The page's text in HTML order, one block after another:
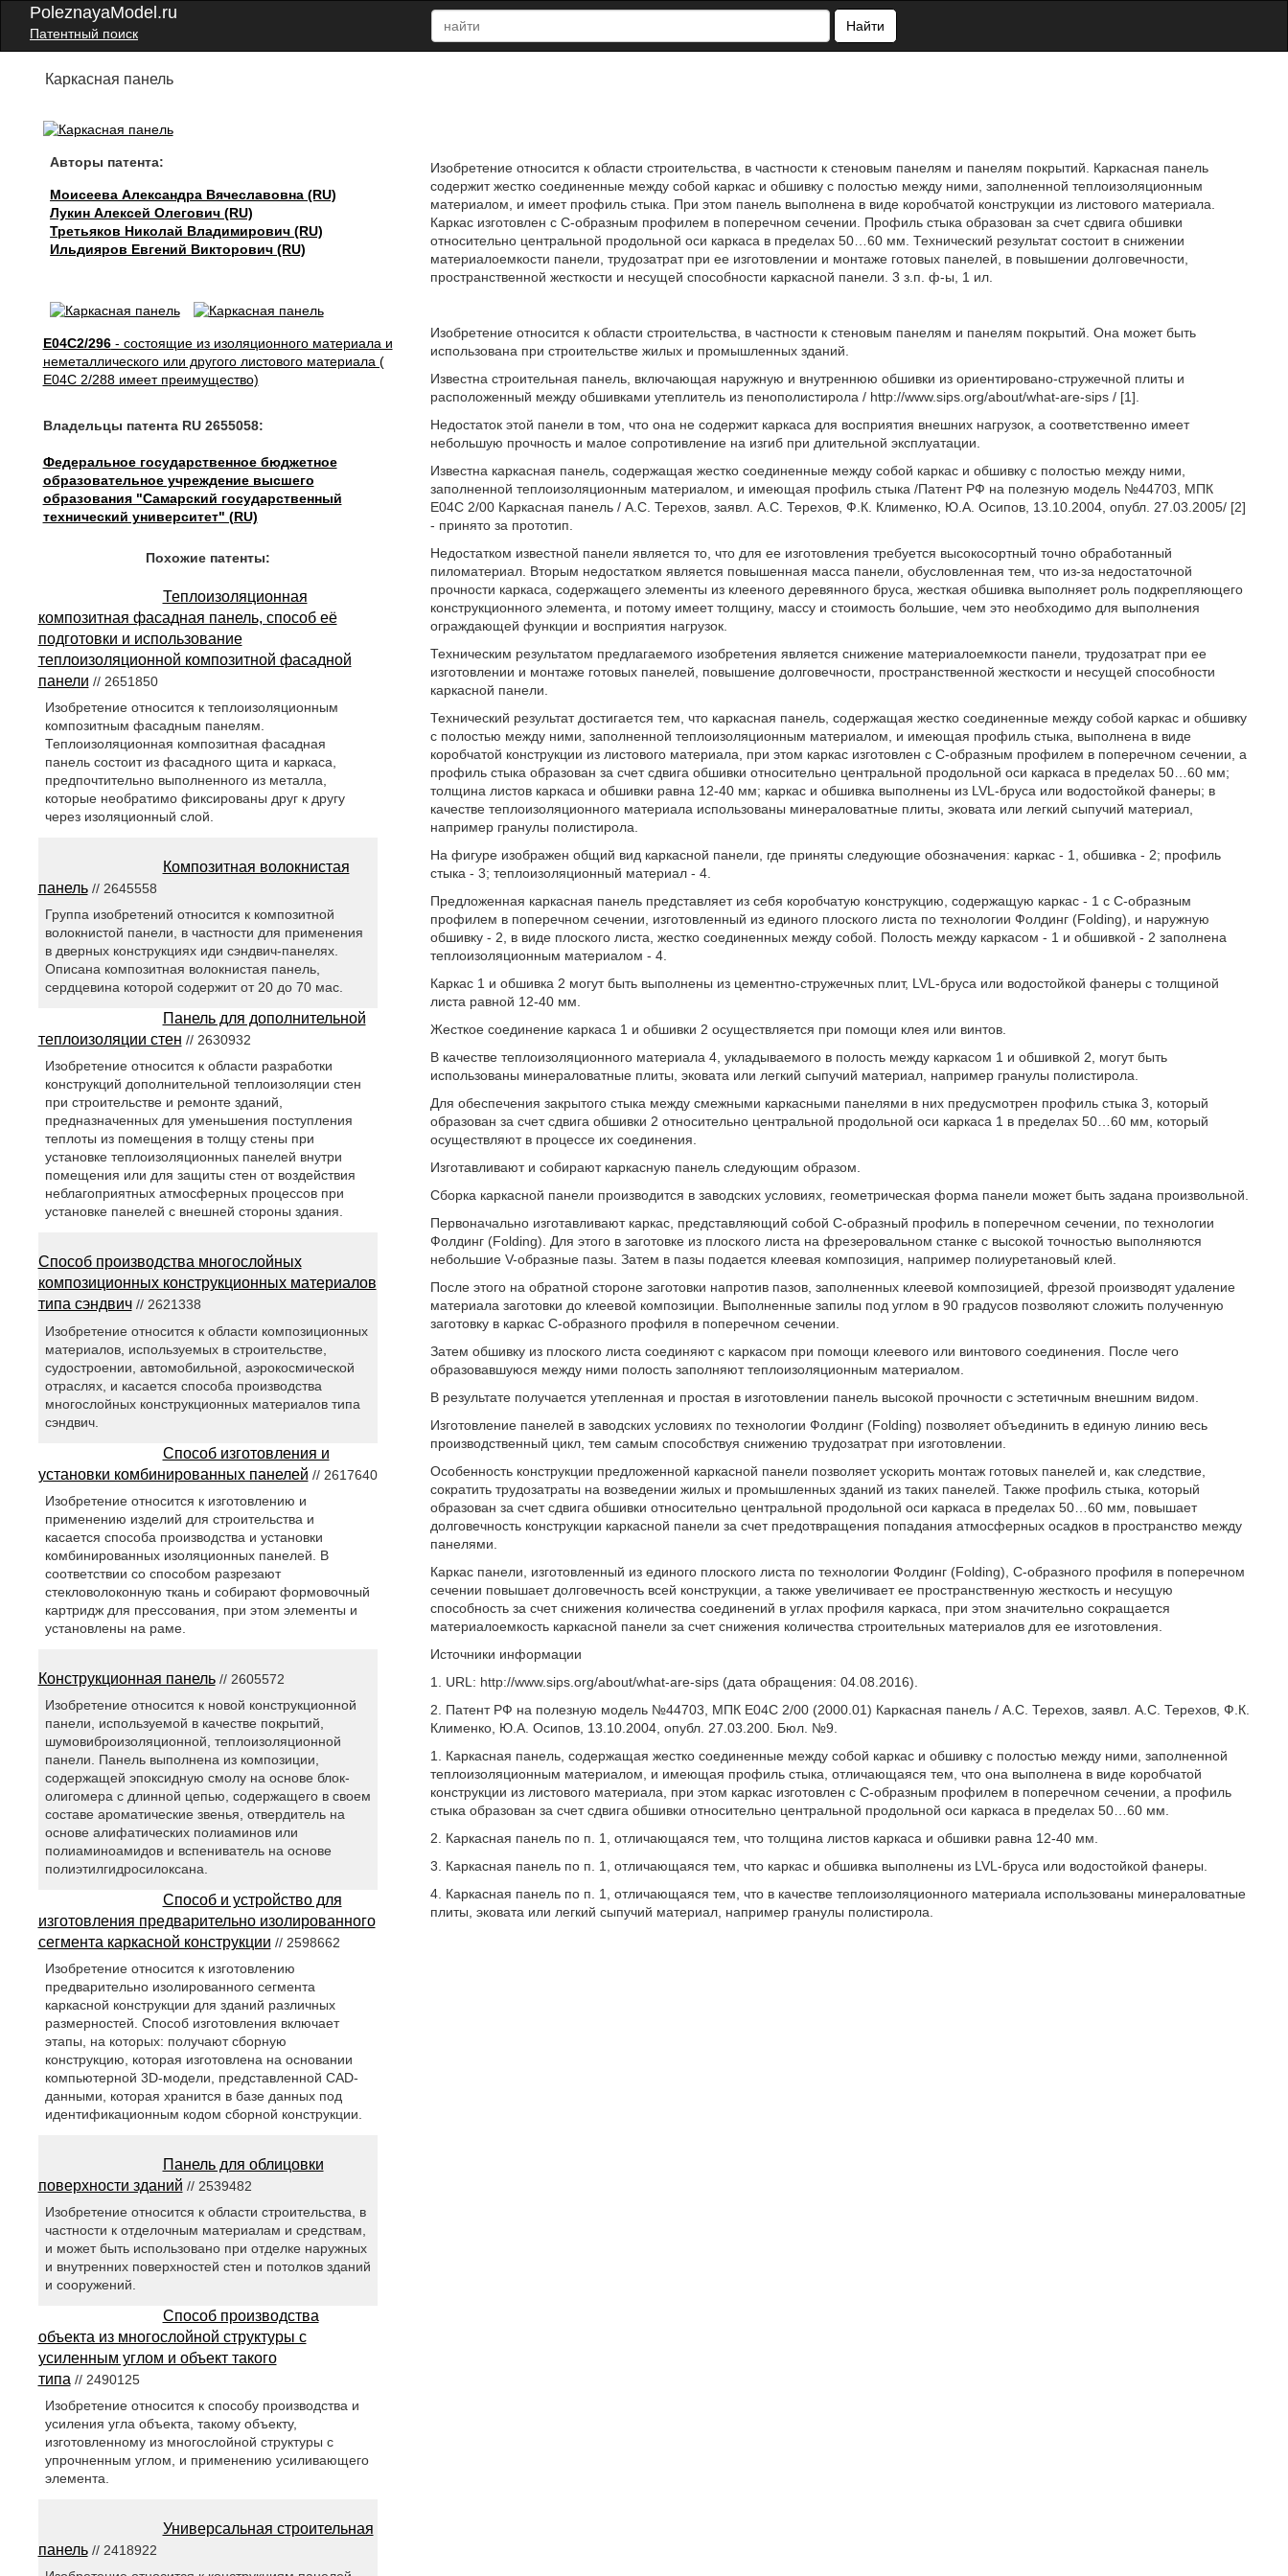
PoleznayaModel.ru
Патентный поиск
Найти
Каркасная панель
Авторы патента:
Моисеева Александра Вячеславовна (RU)
Лукин Алексей Олегович (RU)
Третьяков Николай Владимирович (RU)
Ильдияров Евгений Викторович (RU)
E04C2/296- состоящие из изоляционного материала и
неметаллического или другого листового материала (
E04C 2/288 имеет преимущество)
Владельцы патента RU 2655058:
Федеральное государственное бюджетное
образовательное учреждение высшего
образования "Самарский государственный
технический университет" (RU)
Изобретение относится к области строительства, в частности к стеновым панелям и панелям покрытий. Каркасная панель
содержит жестко соединенные между собой каркас и обшивку с полостью между ними, заполненной теплоизоляционным
материалом, и имеет профиль стыка. При этом панель выполнена в виде коробчатой конструкции из листового материала.
Каркас изготовлен с С-образным профилем в поперечном сечении. Профиль стыка образован за счет сдвига обшивки
относительно центральной продольной оси каркаса в пределах 50…60 мм. Технический результат состоит в снижении
материалоемкости панели, трудозатрат при ее изготовлении и монтаже готовых панелей, в повышении долговечности,
пространственной жесткости и несущей способности каркасной панели. 3 з.п. ф-ы, 1 ил.
Изобретение относится к области строительства, в частности к стеновым панелям и панелям покрытий. Она может быть
использована при строительстве жилых и промышленных зданий.
Известна строительная панель, включающая наружную и внутреннюю обшивки из ориентировано-стружечной плиты и
расположенный между обшивками утеплитель из пенополистирола / http://www.sips.org/about/what-are-sips / [1].
Недостаток этой панели в том, что она не содержит каркаса для восприятия внешних нагрузок, а соответственно имеет
небольшую прочность и малое сопротивление на изгиб при длительной эксплуатации.
Известна каркасная панель, содержащая жестко соединенные между собой каркас и обшивку с полостью между ними,
заполненной теплоизоляционным материалом, и имеющая профиль стыка /Патент РФ на полезную модель №44703, МПК
Е04С 2/00 Каркасная панель / А.С. Терехов, заявл. А.С. Терехов, Ф.К. Клименко, Ю.А. Осипов, 13.10.2004, опубл. 27.03.2005/ [2]
- принято за прототип.
Недостатком известной панели является то, что для ее изготовления требуется высокосортный точно обработанный
пиломатериал. Вторым недостатком является повышенная масса панели, обусловленная тем, что из-за недостаточной
прочности каркаса, содержащего элементы из клееного деревянного бруса, жесткая обшивка выполняет роль подкрепляющего
конструкционного элемента, и потому имеет толщину, массу и стоимость большие, чем это необходимо для выполнения
ограждающей функции и восприятия нагрузок.
Техническим результатом предлагаемого изобретения является снижение материалоемкости панели, трудозатрат при ее
изготовлении и монтаже готовых панелей, повышение долговечности, пространственной жесткости и несущей способности
каркасной панели.
Технический результат достигается тем, что каркасная панель, содержащая жестко соединенные между собой каркас и обшивку
с полостью между ними, заполненной теплоизоляционным материалом, и имеющая профиль стыка, выполнена в виде
коробчатой конструкции из листового материала, при этом каркас изготовлен с С-образным профилем в поперечном сечении, а
профиль стыка образован за счет сдвига обшивки относительно центральной продольной оси каркаса в пределах 50…60 мм;
толщина листов каркаса и обшивки равна 12-40 мм; каркас и обшивка выполнены из LVL-бруса или водостойкой фанеры; в
качестве теплоизоляционного материала использованы минераловатные плиты, эковата или легкий сыпучий материал,
например гранулы полистирола.
На фигуре изображен общий вид каркасной панели, где приняты следующие обозначения: каркас - 1, обшивка - 2; профиль
стыка - 3; теплоизоляционный материал - 4.
Предложенная каркасная панель представляет из себя коробчатую конструкцию, содержащую каркас - 1 с С-образным
профилем в поперечном сечении, изготовленный из единого плоского листа по технологии Фолдинг (Folding), и наружную
обшивку - 2, в виде плоского листа, жестко соединенных между собой. Полость между каркасом - 1 и обшивкой - 2 заполнена
теплоизоляционным материалом - 4.
Каркас 1 и обшивка 2 могут быть выполнены из цементно-стружечных плит, LVL-бруса или водостойкой фанеры с толщиной
листа равной 12-40 мм.
Жесткое соединение каркаса 1 и обшивки 2 осуществляется при помощи клея или винтов.
В качестве теплоизоляционного материала 4, укладываемого в полость между каркасом 1 и обшивкой 2, могут быть
использованы минераловатные плиты, эковата или легкий сыпучий материал, например гранулы полистирола.
Для обеспечения закрытого стыка между смежными каркасными панелями в них предусмотрен профиль стыка 3, который
образован за счет сдвига обшивки 2 относительно центральной продольной оси каркаса 1 в пределах 50…60 мм, который
осуществляют в процессе их соединения.
Изготавливают и собирают каркасную панель следующим образом.
Сборка каркасной панели производится в заводских условиях, геометрическая форма панели может быть задана произвольной.
Первоначально изготавливают каркас, представляющий собой С-образный профиль в поперечном сечении, по технологии
Фолдинг (Folding). Для этого в заготовке из плоского листа на фрезеровальном станке с высокой точностью выполняются
небольшие V-образные пазы. Затем в пазы подается клеевая композиция, например полиуретановый клей.
После этого на обратной стороне заготовки напротив пазов, заполненных клеевой композицией, фрезой производят удаление
материала заготовки до клеевой композиции. Выполненные запилы под углом в 90 градусов позволяют сложить полученную
заготовку в каркас С-образного профиля в поперечном сечении.
Затем обшивку из плоского листа соединяют с каркасом при помощи клеевого или винтового соединения. После чего
образовавшуюся между ними полость заполняют теплоизоляционным материалом.
В результате получается утепленная и простая в изготовлении панель высокой прочности с эстетичным внешним видом.
Изготовление панелей в заводских условиях по технологии Фолдинг (Folding) позволяет объединить в единую линию весь
производственный цикл, тем самым способствуя снижению трудозатрат при изготовлении.
Особенность конструкции предложенной каркасной панели позволяет ускорить монтаж готовых панелей и, как следствие,
сократить трудозатраты на возведении жилых и промышленных зданий из таких панелей. Также профиль стыка, который
образован за счет сдвига обшивки относительно центральной продольной оси каркаса в пределах 50…60 мм, повышает
долговечность конструкции каркасной панели за счет предотвращения попадания атмосферных осадков в пространство между
панелями.
Каркас панели, изготовленный из единого плоского листа по технологии Фолдинг (Folding), С-образного профиля в поперечном
сечении повышает долговечность всей конструкции, а также увеличивает ее пространственную жесткость и несущую
способность за счет снижения количества соединений в углах профиля каркаса, при этом значительно сокращается
материалоемкость каркасной панели за счет снижения количества строительных материалов для ее изготовления.
Источники информации
1. URL: http://www.sips.org/about/what-are-sips (дата обращения: 04.08.2016).
2. Патент РФ на полезную модель №44703, МПК Е04С 2/00 (2000.01) Каркасная панель / А.С. Терехов, заявл. А.С. Терехов, Ф.К.
Клименко, Ю.А. Осипов, 13.10.2004, опубл. 27.03.200. Бюл. №9.
1. Каркасная панель, содержащая жестко соединенные между собой каркас и обшивку с полостью между ними, заполненной
теплоизоляционным материалом, и имеющая профиль стыка, отличающаяся тем, что она выполнена в виде коробчатой
конструкции из листового материала, при этом каркас изготовлен с С-образным профилем в поперечном сечении, а профиль
стыка образован за счет сдвига обшивки относительно центральной продольной оси каркаса в пределах 50…60 мм.
2. Каркасная панель по п. 1, отличающаяся тем, что толщина листов каркаса и обшивки равна 12-40 мм.
3. Каркасная панель по п. 1, отличающаяся тем, что каркас и обшивка выполнены из LVL-бруса или водостойкой фанеры.
4. Каркасная панель по п. 1, отличающаяся тем, что в качестве теплоизоляционного материала использованы минераловатные
плиты, эковата или легкий сыпучий материал, например гранулы полистирола.
Похожие патенты:
Теплоизоляционная
композитная фасадная панель, способ её
подготовки и использование
теплоизоляционной композитной фасадной
панели // 2651850
Изобретение относится к теплоизоляционным
композитным фасадным панелям.
Теплоизоляционная композитная фасадная
панель состоит из фасадного щита и каркаса,
предпочтительно выполненного из металла,
которые необратимо фиксированы друг к другу
через изоляционный слой.
Композитная волокнистая
панель// 2645558
Группа изобретений относится к композитной
волокнистой панели, в частности для применения
в дверных конструкциях иди сэндвич-панелях.
Описана композитная волокнистая панель,
сердцевина которой содержит от 20 до 70 мас.
Панель для дополнительной
теплоизоляции стен // 2630932
Изобретение относится к области разработки
конструкций дополнительной теплоизоляции стен
при строительстве и ремонте зданий,
предназначенных для уменьшения поступления
теплоты из помещения в толщу стены при
установке теплоизоляционных панелей внутри
помещения или для защиты стен от воздействия
неблагоприятных атмосферных процессов при
установке панелей с внешней стороны здания.
Способ производства многослойных
композиционных конструкционных материалов
типа сэндвич// 2621338
Изобретение относится к области композиционных
материалов, используемых в строительстве,
судостроении, автомобильной, аэрокосмической
отраслях, и касается способа производства
многослойных конструкционных материалов типа
сэндвич.
Способ изготовления и
установки комбинированных панелей // 2617640
Изобретение относится к изготовлению и
применению изделий для строительства и
касается способа производства и установки
комбинированных изоляционных панелей. В
соответствии со способом разрезают
стекловолоконную ткань и собирают формовочный
картридж для прессования, при этом элементы и
установлены на раме.
Конструкционная панель// 2605572
Изобретение относится к новой конструкционной
панели, используемой в качестве покрытий,
шумовиброизоляционной, теплоизоляционной
панели. Панель выполнена из композиции,
содержащей эпоксидную смолу на основе блок-
олигомера с длинной цепью, содержащего в своем
составе ароматические звенья, отвердитель на
основе алифатических полиаминов или
полиаминоамидов и вспениватель на основе
полиэтилгидросилоксана.
Способ и устройство для
изготовления предварительно изолированного
сегмента каркасной конструкции // 2598662
Изобретение относится к изготовлению
предварительно изолированного сегмента
каркасной конструкции для зданий различных
размерностей. Способ изготовления включает
этапы, на которых: получают сборную
конструкцию, которая изготовлена на основании
компьютерной 3D-модели, представленной CAD-
данными, которая хранится в базе данных под
идентификационным кодом сборной конструкции.
Панель для облицовки
поверхности зданий // 2539482
Изобретение относится к области строительства, в
частности к отделочным материалам и средствам,
и может быть использовано при отделке наружных
и внутренних поверхностей стен и потолков зданий
и сооружений.
Способ производства
объекта из многослойной структуры с
усиленным углом и объект такого
типа// 2490125
Изобретение относится к способу производства и
усиления угла объекта, такому объекту,
изготовленному из многослойной структуры с
упрочненным углом, и применению усиливающего
элемента.
Универсальная строительная
панель// 2418922